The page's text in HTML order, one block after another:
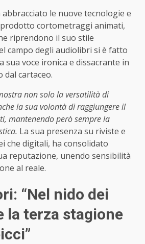
le nuove tecnologie e
cortometraggi animati,
riprendono il suo stile
campo degli audiolibri si è fatto
sua voce ironica e dissacrante in
dal cartaceo.
non solo la versatilità di
la sua volontà di raggiungere il
mantenendo però sempre la
La sua presenza su riviste e
che digitali, ha consolidato
reputazione, unendo sensibilità
al reale.
“Nel nido dei
la terza stagione